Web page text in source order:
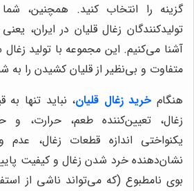
گزینه را انتخاب کنید. همچنین،
تولیدکنندگان زغال قلیان در ایران،
آشنا می‌کنیم. این مجموعه با تولید
متفاوت و بی‌نظیر از قلیان کشیدن را
هنگام خرید زغال قلیان، نباید تنها
زغال، تعیین‌کننده طعم، حرارت،
یکنواختی اندازه قطعات زغال،
نشان‌دهنده خرد شدن زغال و کیفیت
بوی نامطبوع (که می‌تواند ناشی از